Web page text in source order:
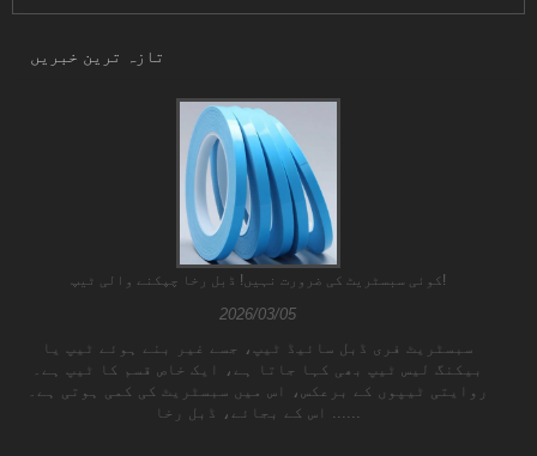
تازہ ترین خبریں
کوئی سبسٹریٹ کی ضرورت نہیں! ڈبل رخا چپکنے والی ٹیپ!
2026/03/05
سبسٹریٹ فری ڈبل سائیڈ ٹیپ، جسے غیر بنے ہوئے ٹیپ یا
بیکنگ لیس ٹیپ بھی کہا جاتا ہے، ایک خاص قسم کا ٹیپ ہے۔
روایتی ٹیپوں کے برعکس، اس میں سبسٹریٹ کی کمی ہوتی ہے۔